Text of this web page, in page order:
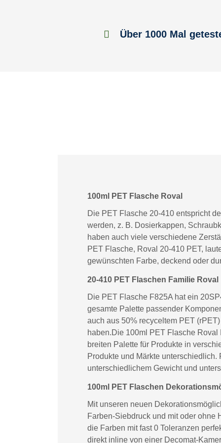
Über 1000 Mal
100ml PET Flasche Roval
Die PET Flasche 20-410 entspricht
werden, z. B. Dosierkappen,
haben auch viele verschiedene
PET Flasche, Roval 20-410 PET,
gewünschten Farbe, deckend oder
20-410 PET Flaschen Familie Roval
Die PET Flasche F825A hat ein
gesamte Palette passender
auch aus 50% recyceltem PET
haben.Die 100ml PET Flasche
breiten Palette für Produkte in
Produkte und Märkte
unterschiedlichem Gewicht und
100ml PET Flaschen
Mit unseren neuen
Farben-Siebdruck und mit oder
die Farben mit fast 0 Toleranzen
direkt inline von einer Decomat-